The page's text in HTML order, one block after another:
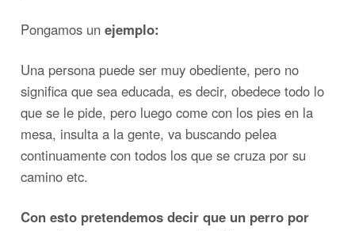
Pongamos un ejemplo:
Una persona puede ser muy obediente, pero no
significa que sea educada, es decir, obedece todo lo
que se le pide, pero luego come con los pies en la
mesa, insulta a la gente, va buscando pelea
continuamente con todos los que se cruza por su
camino etc.
Con esto pretendemos decir que un perro por